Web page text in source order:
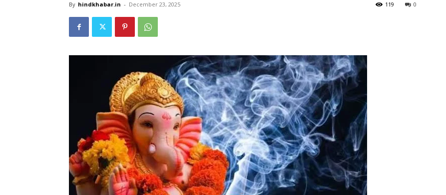
By hindkhabar.in - December 23, 2025 0
119